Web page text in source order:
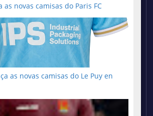
as novas camisas do Paris FC
as novas camisas do Le Puy en